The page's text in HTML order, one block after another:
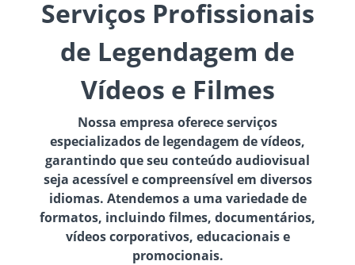
Serviços Profissionais
de Legendagem de
Vídeos e Filmes
Nossa empresa oferece serviços
especializados de legendagem de vídeos,
garantindo que seu conteúdo audiovisual
seja acessível e compreensível em diversos
idiomas. Atendemos a uma variedade de
formatos, incluindo filmes, documentários,
vídeos corporativos, educacionais e
promocionais.